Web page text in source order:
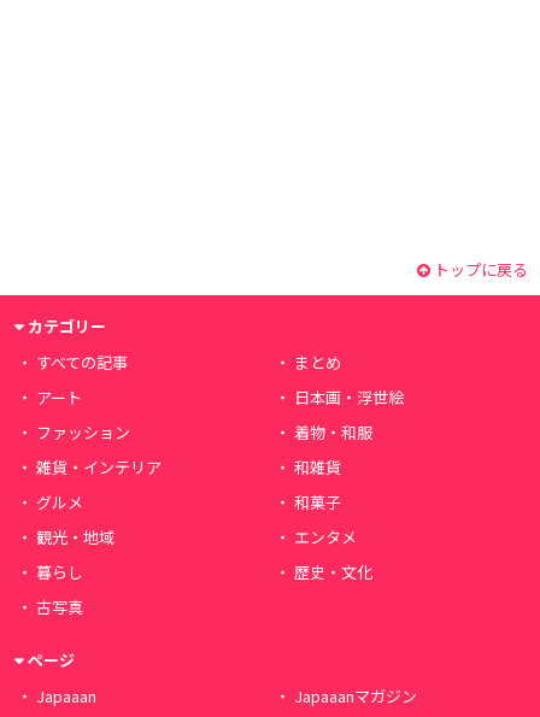
トップに戻る
カテゴリー
すべての記事
まとめ
アート
日本画・浮世絵
ファッション
着物・和服
雑貨・インテリア
和雑貨
グルメ
和菓子
観光・地域
エンタメ
暮らし
歴史・文化
古写真
ページ
Japaaan
Japaaanマガジン